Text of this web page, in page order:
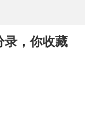
录，你收藏